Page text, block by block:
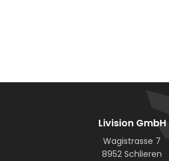
Livision GmbH
Wagistrasse 7
8952 Schlieren